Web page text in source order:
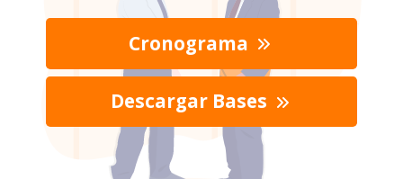
Cronograma
Descargar Bases